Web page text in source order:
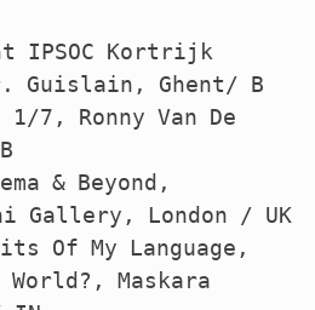
IPSOC Kortrijk
Guislain, Ghent/ B
1/7, Ronny Van De
& Beyond,
Gallery, London / UK
Of My Language,
Maskara